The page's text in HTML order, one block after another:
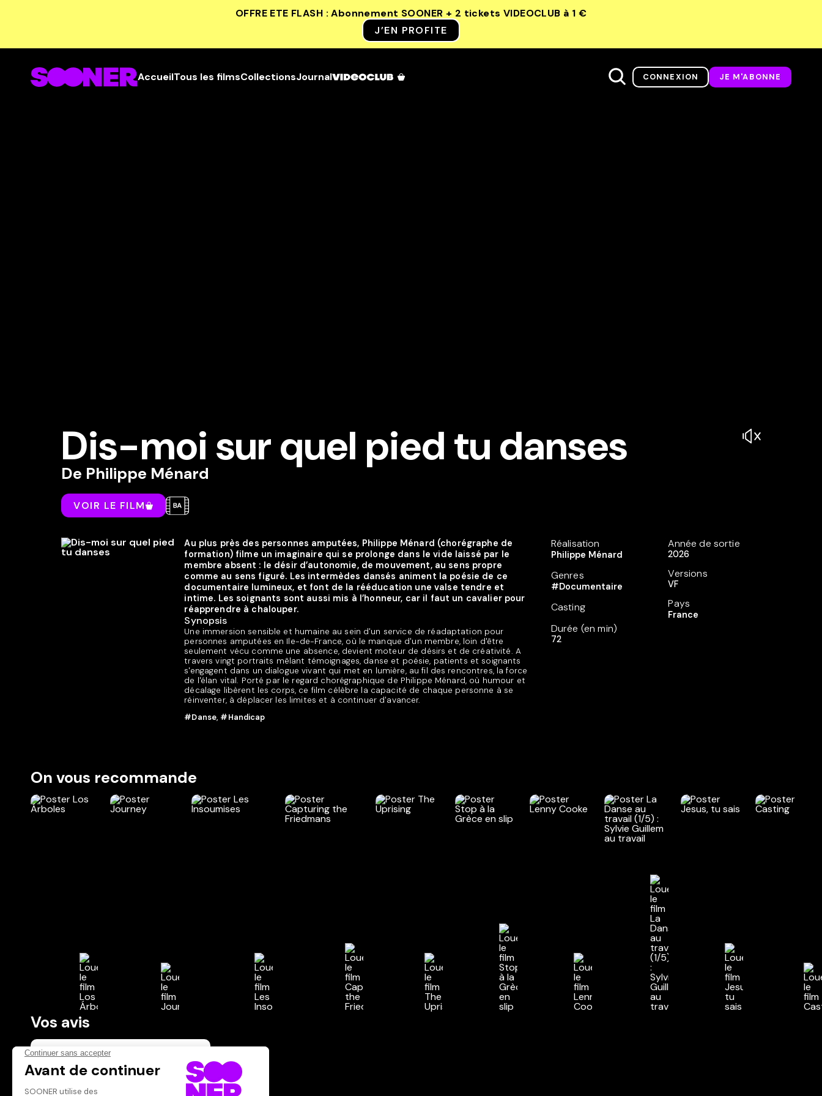
OFFRE ETE FLASH : Abonnement SOONER + 2 tickets VIDEOCLUB à 1 €
J’EN PROFITE
AccueilTous les filmsCollectionsJournal CONNEXION JE M'ABONNE
Dis-moi sur quel pied tu danses
De Philippe Ménard
VOIR LE FILM
Au plus près des personnes amputées, Philippe Ménard (chorégraphe de
formation) filme un imaginaire qui se prolonge dans le vide laissé par le
membre absent : le désir d’autonomie, de mouvement, au sens propre
comme au sens figuré. Les intermèdes dansés animent la poésie de ce
documentaire lumineux, et font de la rééducation une valse tendre et
intime. Les soignants sont aussi mis à l’honneur, car il faut un cavalier pour
réapprendre à chalouper.
Synopsis
Une immersion sensible et humaine au sein d'un service de réadaptation pour
personnes amputées en Ile-de-France, où le manque d'un membre, loin d'être
seulement vécu comme une absence, devient moteur de désirs et de créativité. A
travers vingt portraits mêlant témoignages, danse et poésie, patients et soignants
s'engagent dans un dialogue vivant qui met en lumière, au fil des rencontres, la force
de l'élan vital. Porté par le regard chorégraphique de Philippe Ménard, où humour et
décalage libèrent les corps, ce film célèbre la capacité de chaque personne à se
réinventer, à déplacer les limites et à continuer d'avancer.
#Danse, #Handicap
Réalisation
Philippe Ménard
Genres
#Documentaire
Casting
Durée (en min)
72
Année de sortie
2026
Versions
VF
Pays
France
On vous recommande
Vos avis
Donnez votre avis
Votre note
Votre commentaire
Il faut vous connecter pour